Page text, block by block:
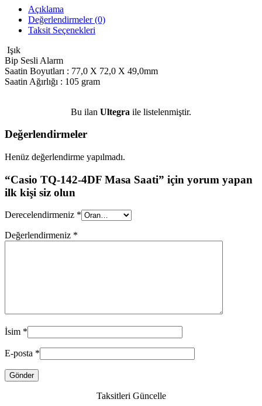
Açıklama
Değerlendirmeler (0)
Taksit Seçenekleri
Işık
Bip Sesli Alarm
Saatin Boyutları : 77,0 X 72,0 X 49,0mm
Saatin Ağırlığı : 105 gram
Bu ilan Ultegra ile listelenmiştir.
Değerlendirmeler
Henüz değerlendirme yapılmadı.
“Casio TQ-142-4DF Masa Saati” için yorum yapan
ilk kişi siz olun
Derecelendirmeniz *
Değerlendirmeniz *
İsim *
E-posta *
Taksitleri Güncelle